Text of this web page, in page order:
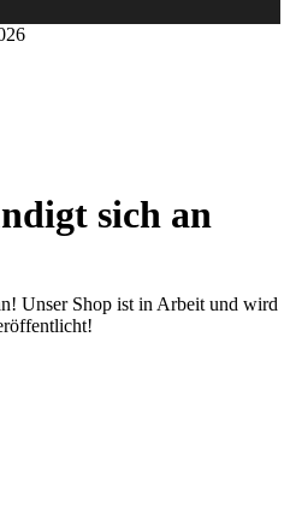
sich an
Unser Shop ist in Arbeit und wird